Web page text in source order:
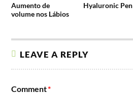
Aumento de
volume nos Lábios
Hyaluronic Pen
LEAVE A REPLY
Comment*